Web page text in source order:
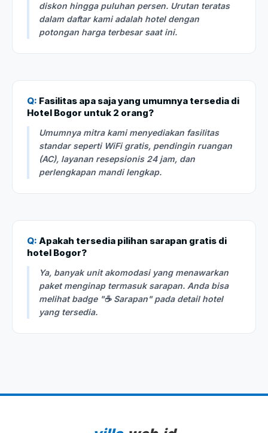
diskon hingga puluhan persen. Urutan teratas
dalam daftar kami adalah hotel dengan
potongan harga terbesar saat ini.
Q: Fasilitas apa saja yang umumnya tersedia di
Hotel Bogor untuk 2 orang?
Umumnya mitra kami menyediakan fasilitas
standar seperti WiFi gratis, pendingin ruangan
(AC), layanan resepsionis 24 jam, dan
perlengkapan mandi lengkap.
Q: Apakah tersedia pilihan sarapan gratis di
hotel Bogor?
Ya, banyak unit akomodasi yang menawarkan
paket menginap termasuk sarapan. Anda bisa
melihat badge "☕ Sarapan" pada detail hotel
yang tersedia.